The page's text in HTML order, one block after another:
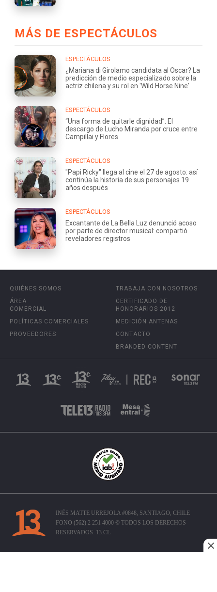
MÁS DE ESPECTÁCULOS
ESPECTÁCULOS
¿Mariana di Girolamo candidata al Oscar? La
predicción de medio especializado sobre la
actriz chilena y su rol en 'Wild Horse Nine'
ESPECTÁCULOS
“Una forma de quitarle dignidad”: El
descargo de Lucho Miranda por cruce entre
Campillai y Flores
ESPECTÁCULOS
"Papi Ricky" llega al cine el 27 de agosto: así
continúa la historia de sus personajes 19
años después
ESPECTÁCULOS
Excantante de La Bella Luz denunció acoso
por parte de director musical: compartió
reveladores registros
QUIÉNES SOMOS
ÁREA
COMERCIAL
POLÍTICAS COMERCIALES
PROVEEDORES
TRABAJA CON NOSOTROS
CERTIFICADO DE
HONORARIOS 2012
MEDICIÓN ANTENAS
CONTACTO
BRANDED CONTENT
INÉS MATTE URREJOLA #0848, SANTIAGO, CHILE
FONO (562) 2 251 4000 © TODOS LOS DERECHOS
RESERVADOS. 13.CL